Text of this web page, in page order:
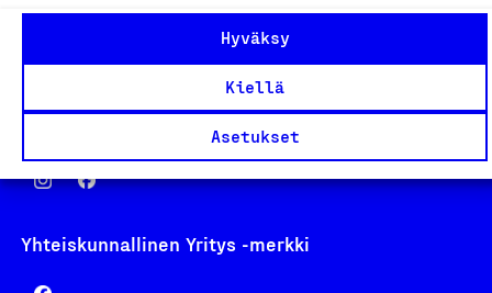
Hyväksy
Kiellä
Asetukset
Avainlippu
Yhteiskunnallinen Yritys -merkki